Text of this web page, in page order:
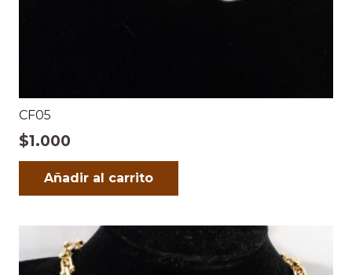
CF05
$1.000
Añadir al carrito